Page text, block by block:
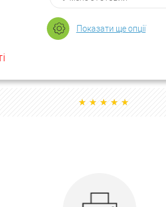
Показати ще опції